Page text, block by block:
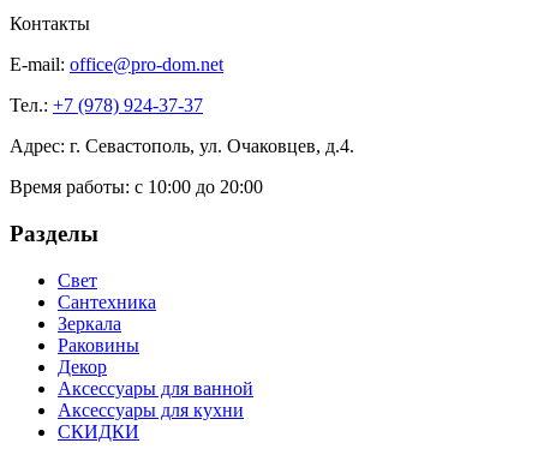
Контакты
E-mail: office@pro-dom.net
Тел.: +7 (978) 924-37-37
Адрес: г. Севастополь, ул. Очаковцев, д.4.
Время работы: с 10:00 до 20:00
Разделы
Свет
Сантехника
Зеркала
Раковины
Декор
Аксессуары для ванной
Аксессуары для кухни
СКИДКИ